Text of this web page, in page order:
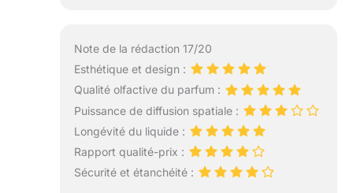
Note de la rédaction 17/20
Esthétique et design :
Qualité olfactive du parfum :
Puissance de diffusion spatiale :
Longévité du liquide :
Rapport qualité-prix :
Sécurité et étanchéité :